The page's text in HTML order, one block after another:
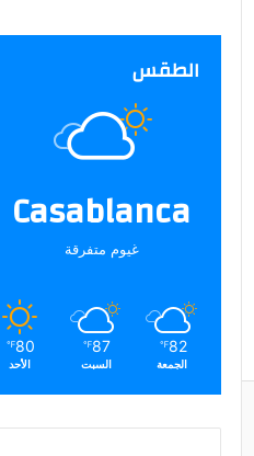
الطقس
Casablanca
غيوم متفرقة
82
℉
الجمعة
87
℉
السبت
80
℉
الأحد